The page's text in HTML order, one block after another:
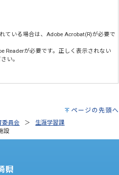
ている場合は、Adobe Acrobat(R)が必要で
Readerが必要です。正しく表示されない
い。
ページの先頭へ
委員会
生涯学習課
設